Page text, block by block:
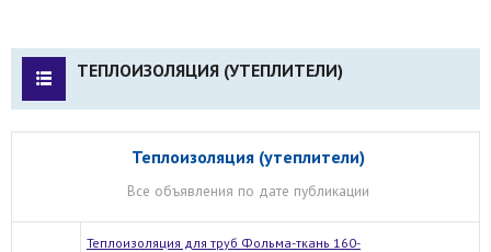
ТЕПЛОИЗОЛЯЦИЯ (УТЕПЛИТЕЛИ)
Теплоизоляция (утеплители)
Все объявления по дате публикации
Теплоизоляция для труб Фольма-ткань 160-